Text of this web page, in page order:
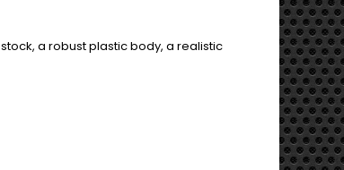
a robust plastic body, a realistic